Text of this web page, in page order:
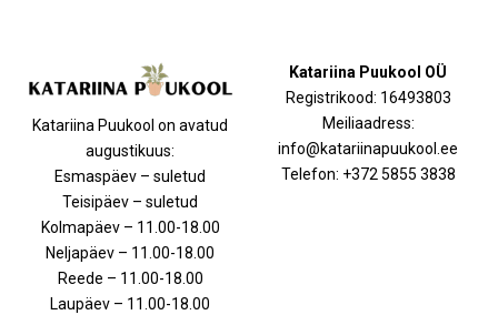
Katariina Puukool on avatud
augustikuus:
Esmaspäev – suletud
Teisipäev – suletud
Kolmapäev – 11.00-18.00
Neljapäev – 11.00-18.00
Reede – 11.00-18.00
Laupäev – 11.00-18.00
Katariina Puukool OÜ
Registrikood: 16493803
Meiliaadress:
info@katariinapuukool.ee
Telefon: +372 5855 3838